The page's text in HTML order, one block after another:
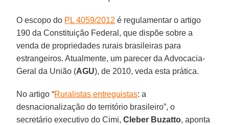
O escopo do PL 4059/2012 é regulamentar o artigo
190 da Constituição Federal, que dispõe sobre a
venda de propriedades rurais brasileiras para
estrangeiros. Atualmente, um parecer da Advocacia-
Geral da União (AGU), de 2010, veda esta prática.
No artigo “Ruralistas entreguistas: a
desnacionalização do território brasileiro”, o
secretário executivo do Cimi,Cleber Buzatto, aponta